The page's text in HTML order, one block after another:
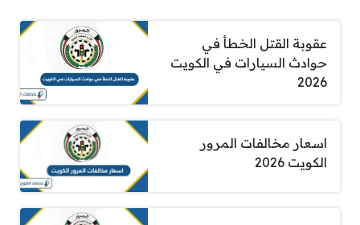
عقوبة القتل الخطأ في
حوادث السيارات في الكويت
2026
اسعار مخالفات المرور
الكويت 2026